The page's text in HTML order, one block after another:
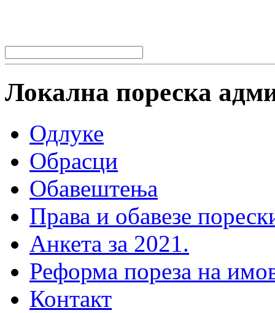
Локална пореска
Одлуке
Обрасци
Обавештења
Права и обавезе
Анкета за 2021.
Реформа пореза на
Контакт